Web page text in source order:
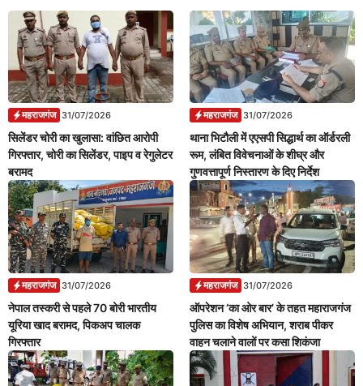
महराजगंज 31/07/2026
सिलेंडर चोरी का खुलासा: वांछित आरोपी
गिरफ्तार, चोरी का सिलेंडर, पाइप व रेगुलेटर
बरामद
महराजगंज 31/07/2026
थाना भिटौली में एएसपी सिद्धार्थ का ऑर्डरली
रूम, लंबित विवेचनाओं के शीघ्र और
गुणवत्तापूर्ण निस्तारण के दिए निर्देश
महराजगंज 31/07/2026
नेपाल तस्करी से पहले 70 बोरी भारतीय
यूरिया खाद बरामद, पिकअप चालक
गिरफ्तार
महराजगंज 31/07/2026
ऑपरेशन ‘का ओर बार’ के तहत महाराजगंज
पुलिस का विशेष अभियान, शराब पीकर
वाहन चलाने वालों पर कसा शिकंजा